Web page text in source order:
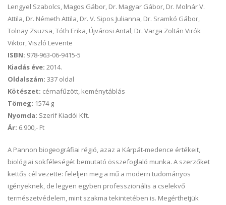
Lengyel Szabolcs, Magos Gábor, Dr. Magyar Gábor, Dr. Molnár V.
Attila, Dr. Németh Attila, Dr. V. Sipos Julianna, Dr. Sramkó Gábor,
Tolnay Zsuzsa, Tóth Erika, Újvárosi Antal, Dr. Varga Zoltán Virók
Viktor, Viszló Levente
ISBN: 978-963-06-9415-5
Kiadás éve: 2014.
Oldalszám: 337 oldal
Kötészet: cérnafűzött, keménytáblás
Tömeg: 1574 g
Nyomda: Szerif Kiadói Kft.
Ár: 6.900,- Ft
A Pannon biogeográfiai régió, azaz a Kárpát-medence értékeit,
biológiai sokféleségét bemutató összefoglaló munka. A szerzőket
kettős cél vezette: feleljen meg a mű a modern tudományos
igényeknek, de legyen egyben professzionális a cselekvő
természetvédelem, mint szakma tekintetében is. Megérthetjük